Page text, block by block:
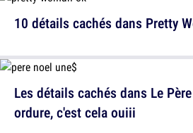
10 détails cachés dans Pretty
Les détails cachés dans Le
ordure, c'est cela ouiii